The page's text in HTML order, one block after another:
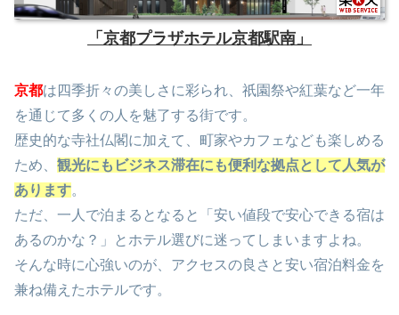
「京都プラザホテル京都駅南」
京都は四季折々の美しさに彩られ、祇園祭や紅葉など一年
を通じて多くの人を魅了する街です。
歴史的な寺社仏閣に加えて、町家やカフェなども楽しめる
ため、 観光にもビジネス滞在にも便利な拠点として人気が
あります。
ただ、一人で泊まるとなると「安い値段で安心できる宿は
あるのかな？」とホテル選びに迷ってしまいますよね。
そんな時に心強いのが、アクセスの良さと安い宿泊料金を
兼ね備えたホテルです。